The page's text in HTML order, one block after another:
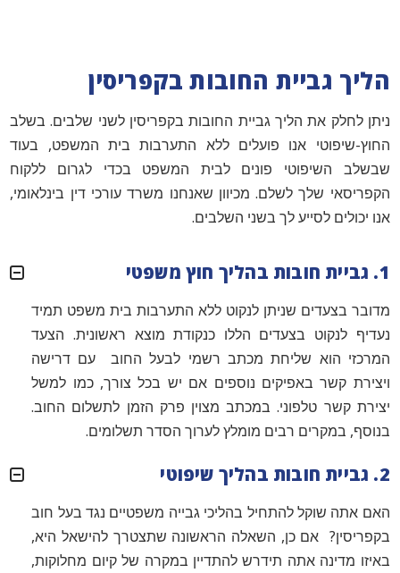
הליך גביית החובות בקפריסין
ניתן לחלק את הליך גביית החובות בקפריסין לשני שלבים. בשלב
החוץ-שיפוטי אנו פועלים ללא התערבות בית המשפט, בעוד
שבשלב השיפוטי פונים לבית המשפט בכדי לגרום ללקוח
הקפריסאי שלך לשלם. מכיוון שאנחנו משרד עורכי דין בינלאומי,
אנו יכולים לסייע לך בשני השלבים.
1. גביית חובות בהליך חוץ משפטי
מדובר בצעדים שניתן לנקוט ללא התערבות בית משפט תמיד
נעדיף לנקוט בצעדים הללו כנקודת מוצא ראשונית. הצעד
המרכזי הוא שליחת מכתב רשמי לבעל החוב עם דרישה
ויצירת קשר באפיקים נוספים אם יש בכל צורך, כמו למשל
יצירת קשר טלפוני. במכתב מצוין פרק הזמן לתשלום החוב.
בנוסף, במקרים רבים מומלץ לערוך הסדר תשלומים.
2. גביית חובות בהליך שיפוטי
האם אתה שוקל להתחיל בהליכי גבייה משפטיים נגד בעל חוב
בקפריסין? אם כן, השאלה הראשונה שתצטרך להישאל היא,
באיזו מדינה אתה תידרש להתדיין במקרה של קיום מחלוקות,